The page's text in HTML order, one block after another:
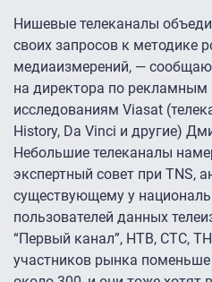
Нишевые телеканалы
своих запросов к методике
медиаизмерений, —
на директора по
исследованиям Viasat
History, Da Vinci и другие)
Небольшие телеканалы
экспертный совет при TNS,
существующему у
пользователей данных
“Первый канал”, НТВ, СТС,
участников рынка